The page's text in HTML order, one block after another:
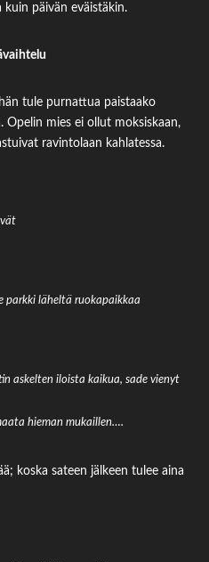
kuin päivän eväistäkin.
tule purnattua paistaako
Opelin mies ei ollut moksiskaan,
ravintolaan kahlatessa.
parkki läheltä ruokapaikkaa
askelten iloista kaikua, sade vienyt
hieman mukaillen….
koska sateen jälkeen tulee aina